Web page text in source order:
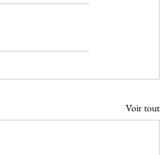
Voir tout